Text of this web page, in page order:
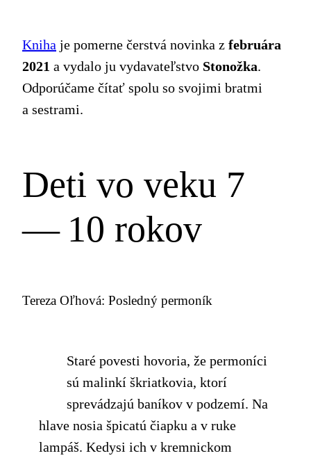
Kniha je pomerne čerstvá novinka z februára
2021 a vydalo ju vydavateľstvo Stonožka.
Odporúčame čítať spolu so svojimi bratmi
a sestrami.
Deti vo veku 7
— 10 rokov
Tereza Oľhová: Posledný permoník
Staré povesti hovoria, že permoníci
sú malinkí škriatkovia, ktorí
sprevádzajú baníkov v podzemí. Na
hlave nosia špicatú čiapku a v ruke
lampáš. Kedysi ich v kremnickom